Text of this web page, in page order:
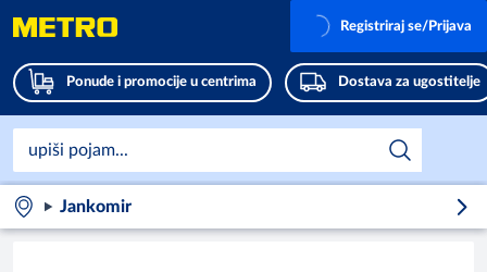
Ponude i promocije u centrima Dostava za ugostitelje
Registriraj se/Prijava
Jankomir